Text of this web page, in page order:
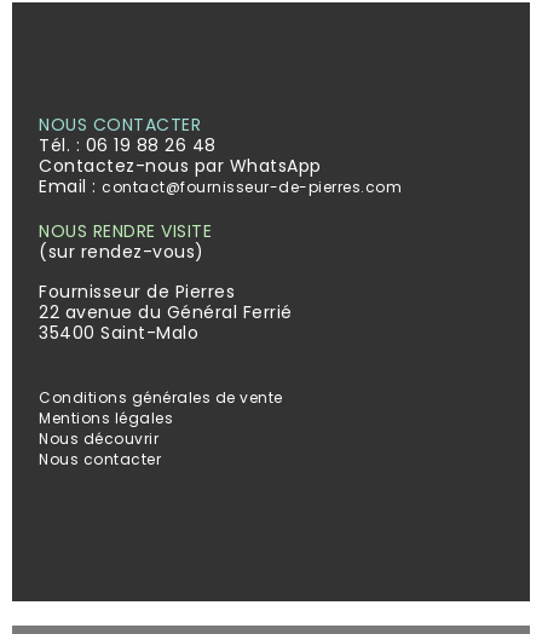
NOUS CONTACTER
Tél. : 06 19 88 26 48
Contactez-nous par WhatsApp
Email : contact@fournisseur-de-pierres.com
NOUS RENDRE VISITE
(sur rendez-vous)
Fournisseur de Pierres
22 avenue du Général Ferrié
35400 Saint-Malo
Conditions générales de vente
Mentions légales
Nous découvrir
Nous contacter